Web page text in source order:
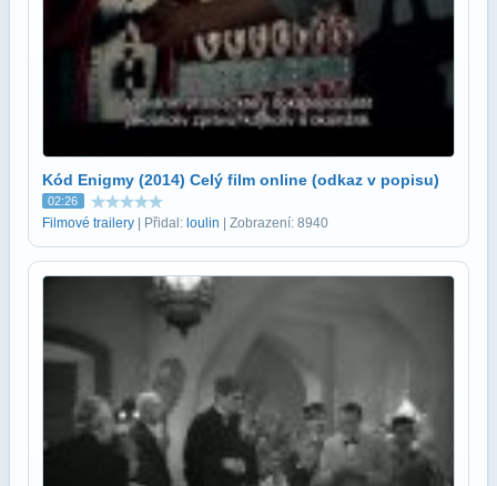
Kód Enigmy (2014) Celý film online (odkaz v popisu)
02:26
Filmové trailery | Přidal: loulin | Zobrazení: 8940